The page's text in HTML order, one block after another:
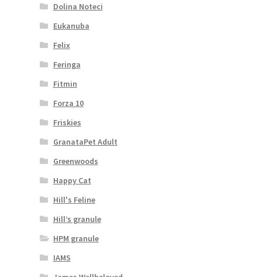
Dolina Noteci
Eukanuba
Felix
Feringa
Fitmin
Forza 10
Friskies
GranataPet Adult
Greenwoods
Happy Cat
Hill's Feline
Hill’s granule
HPM granule
IAMS